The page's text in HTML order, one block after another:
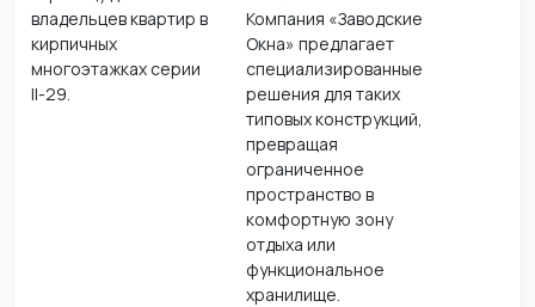
владельцев квартир в
кирпичных
многоэтажках серии
II-29.
Компания «Заводские
Окна» предлагает
специализированные
решения для таких
типовых конструкций,
превращая
ограниченное
пространство в
комфортную зону
отдыха или
функциональное
хранилище.